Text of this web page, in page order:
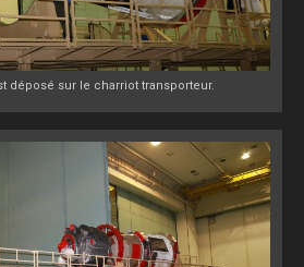
déposé sur le charriot transporteur.